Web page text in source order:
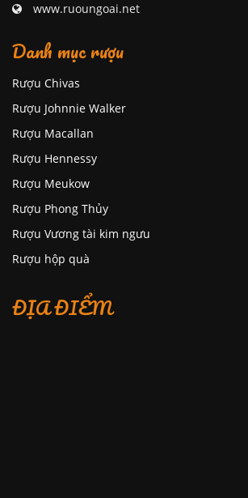
www.ruoungoai.net
Danh mục rượu
Rượu Chivas
Rượu Johnnie Walker
Rượu Macallan
Rượu Hennessy
Rượu Meukow
Rượu Phong Thủy
Rượu Vương tài kim ngưu
Rượu hộp quà
ĐỊA ĐIỂM